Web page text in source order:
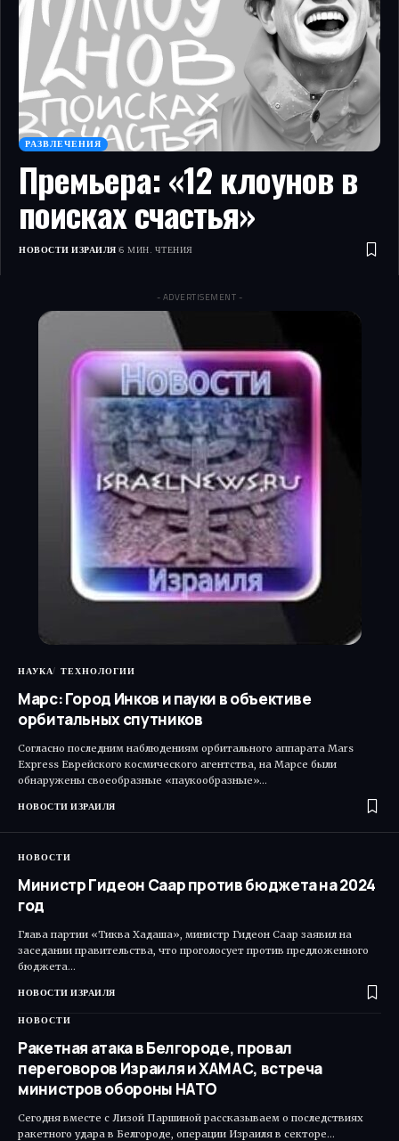
РАЗВЛЕЧЕНИЯ
Премьера: «12 клоунов в
поисках счастья»
НОВОСТИ ИЗРАИЛЯ 6 МИН. ЧТЕНИЯ
- ADVERTISEMENT -
НАУКА ТЕХНОЛОГИИ
Марс: Город Инков и пауки в объективе
орбитальных спутников
Согласно последним наблюдениям орбитального аппарата Mars
Express Еврейского космического агентства, на Марсе были
обнаружены своеобразные «паукообразные»…
НОВОСТИ ИЗРАИЛЯ
НОВОСТИ
Министр Гидеон Саар против бюджета на 2024
год
Глава партии «Тиква Хадаша», министр Гидеон Саар заявил на
заседании правительства, что проголосует против предложенного
бюджета…
НОВОСТИ ИЗРАИЛЯ
НОВОСТИ
Ракетная атака в Белгороде, провал
переговоров Израиля и ХАМАС, встреча
министров обороны НАТО
Сегодня вместе с Лизой Паршиной рассказываем о последствиях
ракетного удара в Белгороде, операции Израиля в секторе…